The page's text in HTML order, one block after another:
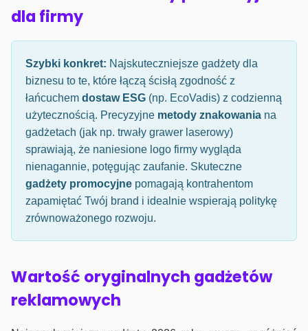
dla firmy
Szybki konkret: Najskuteczniejsze gadżety dla
biznesu to te, które łączą ścisłą zgodność z
łańcuchem dostaw ESG (np. EcoVadis) z codzienną
użytecznością. Precyzyjne metody znakowania na
gadżetach (jak np. trwały grawer laserowy)
sprawiają, że naniesione logo firmy wygląda
nienagannie, potęgując zaufanie. Skuteczne
gadżety promocyjne pomagają kontrahentom
zapamiętać Twój brand i idealnie wspierają politykę
zrównoważonego rozwoju.
Wartość oryginalnych gadżetów
reklamowych